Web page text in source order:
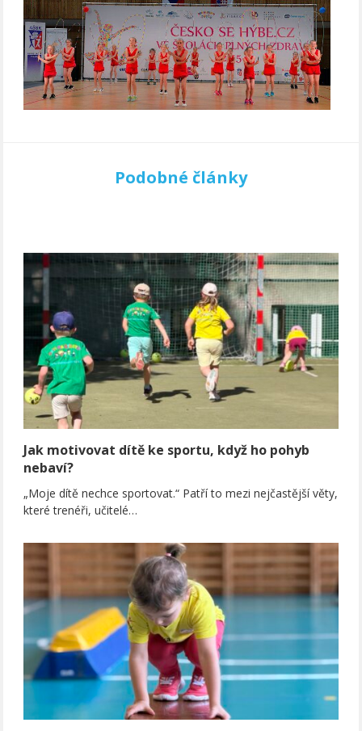
Podobné články
Jak motivovat dítě ke sportu, když ho pohyb
nebaví?
„Moje dítě nechce sportovat.“ Patří to mezi nejčastější věty,
které trenéři, učitelé…